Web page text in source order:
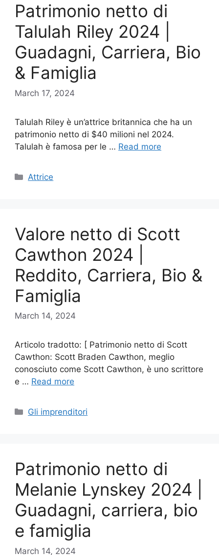
Patrimonio netto di
Talulah Riley 2024 |
Guadagni, Carriera, Bio
& Famiglia
March 17, 2024
Talulah Riley è un’attrice britannica che ha un
patrimonio netto di $40 milioni nel 2024.
Talulah è famosa per le … Read more
Categories
Attrice
Valore netto di Scott
Cawthon 2024 |
Reddito, Carriera, Bio &
Famiglia
March 14, 2024
Articolo tradotto: [ Patrimonio netto di Scott
Cawthon: Scott Braden Cawthon, meglio
conosciuto come Scott Cawthon, è uno scrittore
e … Read more
Categories
Gli imprenditori
Patrimonio netto di
Melanie Lynskey 2024 |
Guadagni, carriera, bio
e famiglia
March 14, 2024